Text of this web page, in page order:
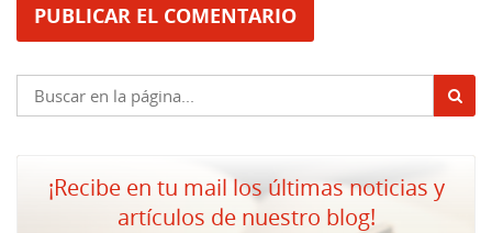
¡Recibe en tu mail los últimas noticias y
artículos de nuestro blog!